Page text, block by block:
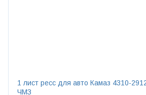
1 лист ресс для авто Камаз 4310-
ЧМЗ